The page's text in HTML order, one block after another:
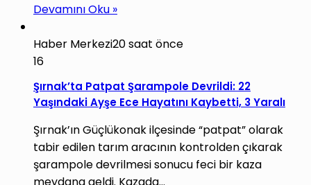
Devamını Oku »
Haber Merkezi20 saat önce
16
Şırnak’ta Patpat Şarampole Devrildi: 22
Yaşındaki Ayşe Ece Hayatını Kaybetti, 3 Yaralı
Şırnak’ın Güçlükonak ilçesinde “patpat” olarak
tabir edilen tarım aracının kontrolden çıkarak
şarampole devrilmesi sonucu feci bir kaza